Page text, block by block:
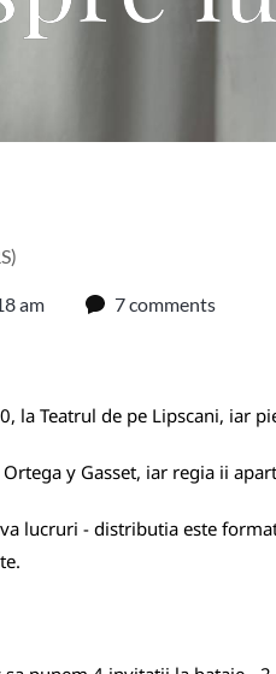
am 7 comments
la Teatrul de pe Lipscani, iar
y Gasset, iar regia ii
lucruri - distributia este